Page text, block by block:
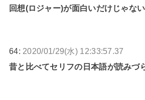
回想(ロジャー)が面白いだけじゃな
64: 2020/01/29(水) 12:33:57.37
昔と比べてセリフの日本語が読みづ